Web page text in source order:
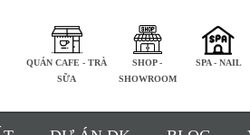
QUÁN CAFE - TRÀ
SỮA
SHOP -
SHOWROOM
SPA - NAIL